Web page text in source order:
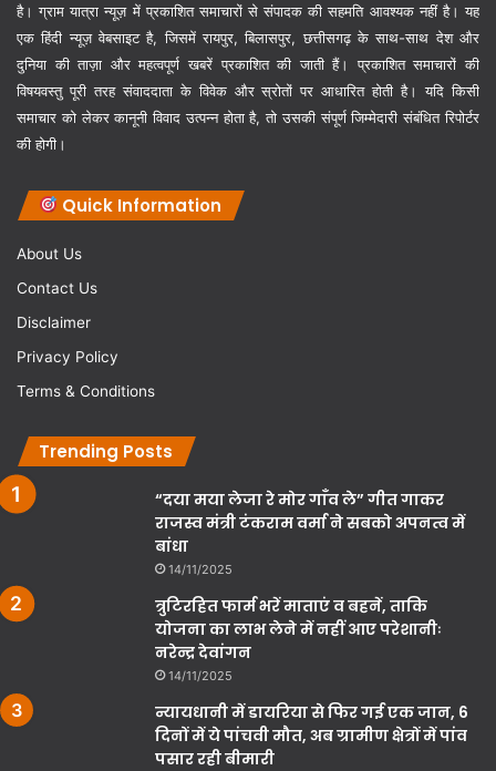
है। ग्राम यात्रा न्यूज़ में प्रकाशित समाचारों से संपादक की सहमति आवश्यक नहीं है। यह
एक हिंदी न्यूज़ वेबसाइट है, जिसमें रायपुर, बिलासपुर, छत्तीसगढ़ के साथ-साथ देश और
दुनिया की ताज़ा और महत्वपूर्ण खबरें प्रकाशित की जाती हैं। प्रकाशित समाचारों की
विषयवस्तु पूरी तरह संवाददाता के विवेक और स्रोतों पर आधारित होती है। यदि किसी
समाचार को लेकर कानूनी विवाद उत्पन्न होता है, तो उसकी संपूर्ण जिम्मेदारी संबंधित रिपोर्टर
की होगी।
Quick Information
About Us
Contact Us
Disclaimer
Privacy Policy
Terms & Conditions
Trending Posts
“दया मया लेजा रे मोर गाँव ले” गीत गाकर
राजस्व मंत्री टंकराम वर्मा ने सबको अपनत्व में
बांधा
14/11/2025
त्रुटिरहित फार्म भरें माताएं व बहनें, ताकि
योजना का लाभ लेने में नहीं आए परेशानीः
नरेन्द्र देवांगन
14/11/2025
न्यायधानी में डायरिया से फिर गई एक जान, 6
दिनों में ये पांचवी मौत, अब ग्रामीण क्षेत्रों में पांव
पसार रही बीमारी